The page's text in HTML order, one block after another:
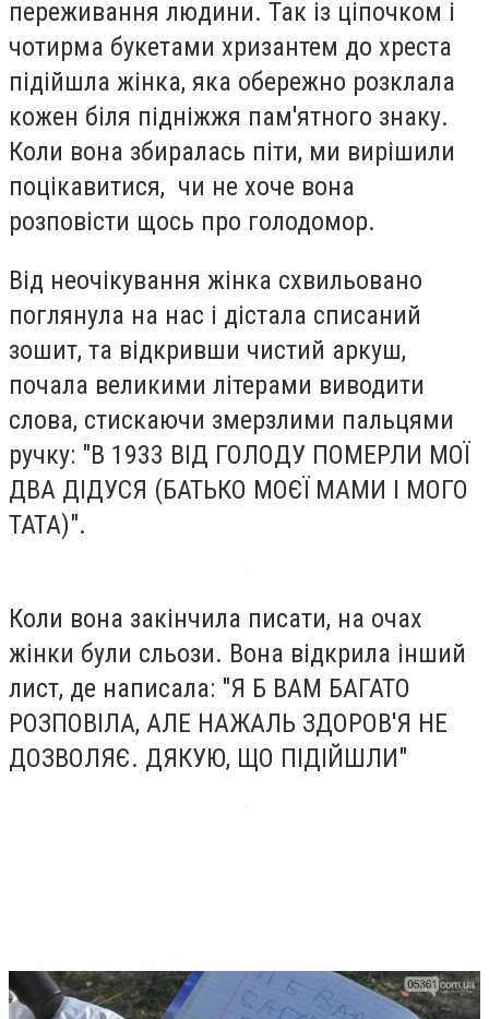
переживання людини. Так із ціпочком і
чотирма букетами хризантем до хреста
підійшла жінка, яка обережно розклала
кожен біля підніжжя пам'ятного знаку.
Коли вона збиралась піти, ми вирішили
поцікавитися, чи не хоче вона
розповісти щось про голодомор.
Від неочікування жінка схвильовано
поглянула на нас і дістала списаний
зошит, та відкривши чистий аркуш,
почала великими літерами виводити
слова, стискаючи змерзлими пальцями
ручку: "В 1933 ВІД ГОЛОДУ ПОМЕРЛИ МОЇ
ДВА ДІДУСЯ (БАТЬКО МОЄЇ МАМИ І МОГО
ТАТА)".
Коли вона закінчила писати, на очах
жінки були сльози. Вона відкрила інший
лист, де написала: "Я Б ВАМ БАГАТО
РОЗПОВІЛА, АЛЕ НАЖАЛЬ ЗДОРОВ'Я НЕ
ДОЗВОЛЯЄ. ДЯКУЮ, ЩО ПІДІЙШЛИ"